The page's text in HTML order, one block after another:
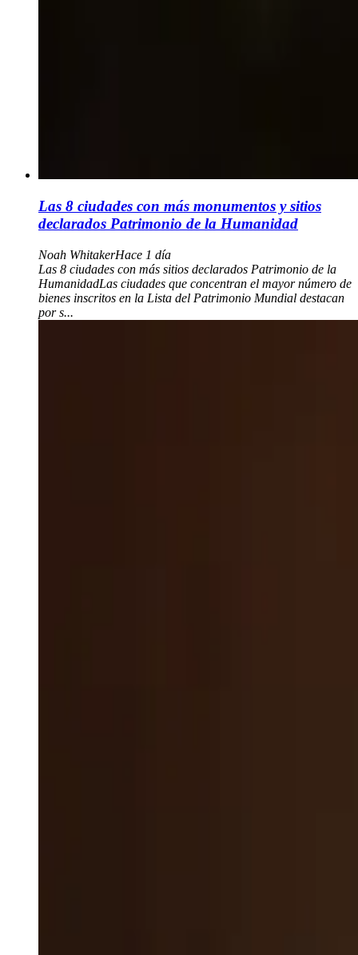
Las 8 ciudades con más monumentos y sitios
declarados Patrimonio de la Humanidad
Noah WhitakerHace 1 día
Las 8 ciudades con más sitios declarados Patrimonio de la
HumanidadLas ciudades que concentran el mayor número de
bienes inscritos en la Lista del Patrimonio Mundial destacan
por s...